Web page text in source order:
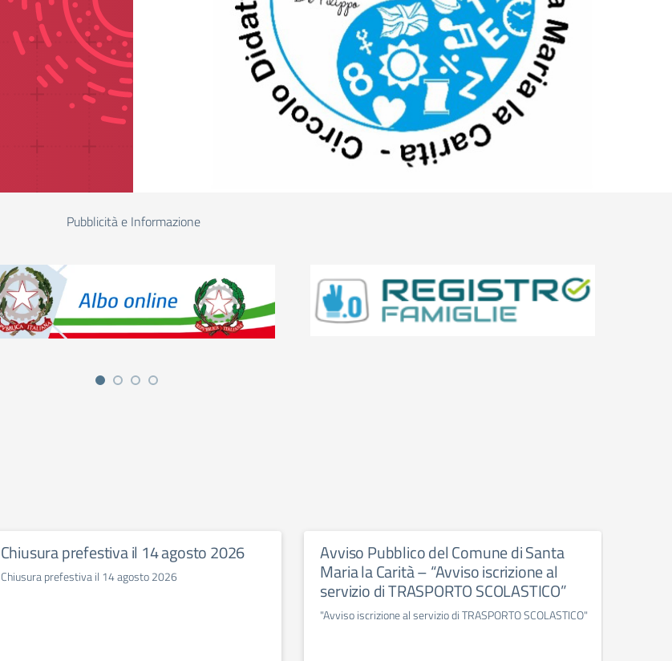
Pubblicità e Informazione
Chiusura prefestiva il 14 agosto 2026
Chiusura prefestiva il 14 agosto 2026
Avviso Pubblico del Comune di Santa
Maria la Carità – “Avviso iscrizione al
servizio di TRASPORTO SCOLASTICO”
"Avviso iscrizione al servizio di TRASPORTO SCOLASTICO"